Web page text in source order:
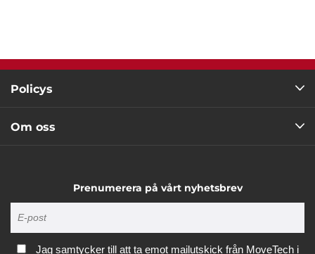
Visa detaljer
Avvisa
Policys
Om oss
Prenumerera på vårt nyhetsbrev
Jag samtycker till att ta emot mailutskick från MoveTech i